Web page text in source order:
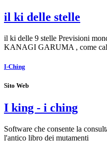
il ki delle stelle
il ki delle 9 stelle Previsioni
KANAGI GARUMA , come
I-Ching
Sito Web
I king - i ching
Software che consente la
l'antico libro dei mutamenti